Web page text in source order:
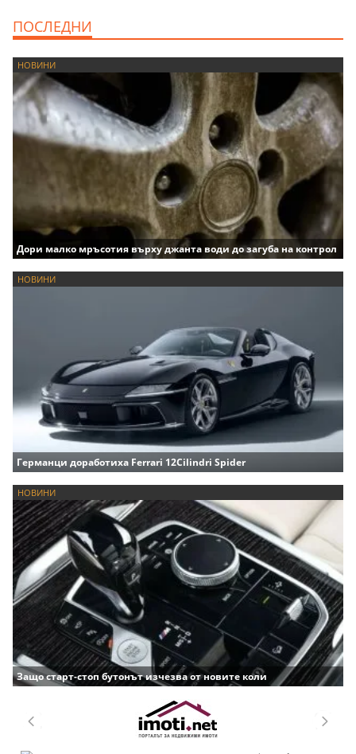
ПОСЛЕДНИ
НОВИНИ
Дори малко мръсотия върху джанта води до загуба на контрол
НОВИНИ
Германци доработиха Ferrari 12Cilindri Spider
НОВИНИ
Защо старт-стоп бутонът изчезва от новите коли